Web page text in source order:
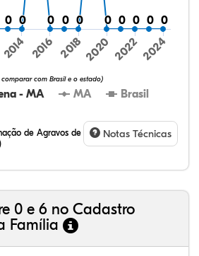
0
0 0
0 0
0 0
0 0
0 0
0 0
0 0
0 0
0 0
0
- MA MA Brasil
com Brasil e o estado)
2014 2016 2018 2020 2022 2024
de Agravos de
Notas Técnicas
0 e 6 no Cadastro
Família